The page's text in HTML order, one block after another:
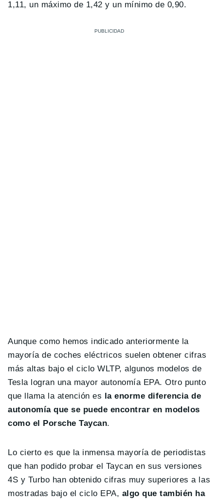
1,11, un máximo de 1,42 y un mínimo de 0,90.
Aunque como hemos indicado anteriormente la
mayoría de coches eléctricos suelen obtener cifras
más altas bajo el ciclo WLTP, algunos modelos de
Tesla logran una mayor autonomía EPA. Otro punto
que llama la atención es la enorme diferencia de
autonomía que se puede encontrar en modelos
como el Porsche Taycan.
Lo cierto es que la inmensa mayoría de periodistas
que han podido probar el Taycan en sus versiones
4S y Turbo han obtenido cifras muy superiores a las
mostradas bajo el ciclo EPA, algo que también ha